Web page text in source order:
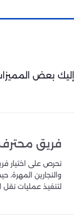
بعض
فريق
نحرص على اختيار
والنجارين المهرة،
لتنفيذ عمليات نقل